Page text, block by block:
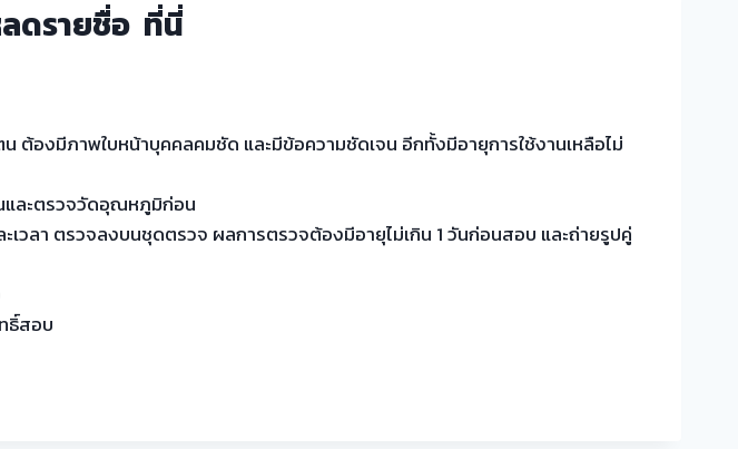
ดรายชื่อ ที่นี่
ต้องมีภาพใบหน้าบุคคลคมชัด และมีข้อความชัดเจน อีกทั้งมีอายุการใช้งานเหลือไม่
และตรวจวัดอุณหภูมิก่อน
ลา ตรวจลงบนชุดตรวจ ผลการตรวจต้องมีอายุไม่เกิน 1 วันก่อนสอบ และถ่ายรูปคู่
ธิ์สอบ